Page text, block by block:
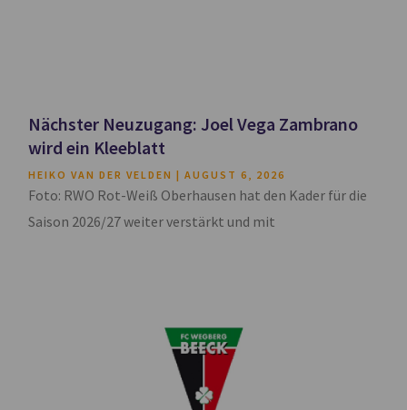
Nächster Neuzugang: Joel Vega Zambrano
wird ein Kleeblatt
HEIKO VAN DER VELDEN AUGUST 6, 2026
Foto: RWO Rot-Weiß Oberhausen hat den Kader für die
Saison 2026/27 weiter verstärkt und mit